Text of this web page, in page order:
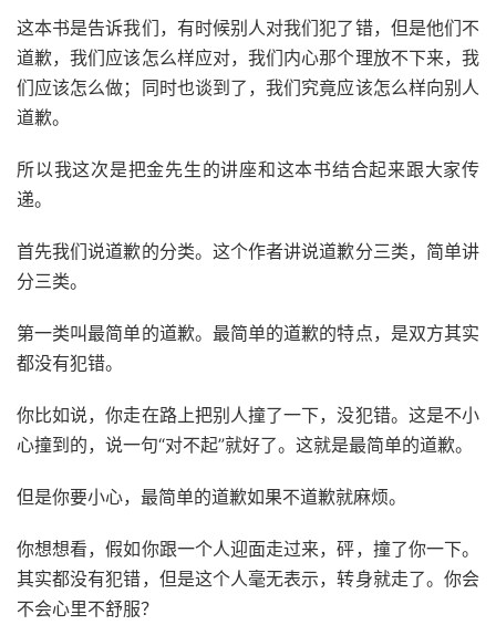
这本书是告诉我们，有时候别人对我们犯了错，但是他们不
道歉，我们应该怎么样应对，我们内心那个理放不下来，我
们应该怎么做；同时也谈到了，我们究竟应该怎么样向别人
道歉。
所以我这次是把金先生的讲座和这本书结合起来跟大家传
递。
首先我们说道歉的分类。这个作者讲说道歉分三类，简单讲
分三类。
第一类叫最简单的道歉。最简单的道歉的特点，是双方其实
都没有犯错。
你比如说，你走在路上把别人撞了一下，没犯错。这是不小
心撞到的，说一句“对不起”就好了。这就是最简单的道歉。
但是你要小心，最简单的道歉如果不道歉就麻烦。
你想想看，假如你跟一个人迎面走过来，砰，撞了你一下。
其实都没有犯错，但是这个人毫无表示，转身就走了。你会
不会心里不舒服？